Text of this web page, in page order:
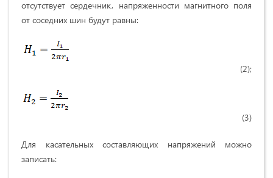
отсутствует сердечник, напряженности магнитного поля
от соседних шин будут равны:
(2);
(3)
Для касательных составляющих напряжений можно
записать: